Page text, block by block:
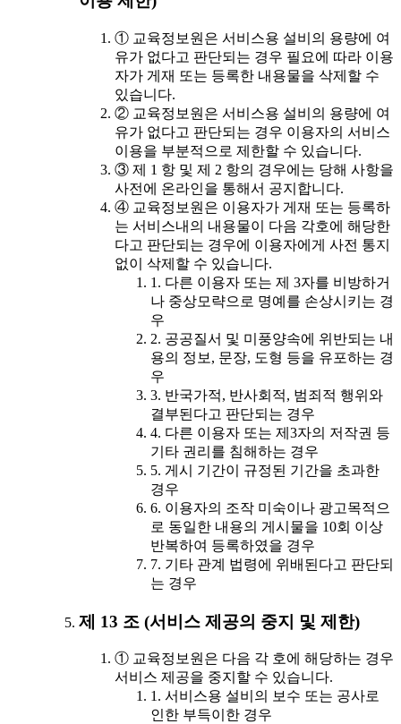
① 교육정보원은 서비스용 설비의 용량에 여
유가 없다고 판단되는 경우 필요에 따라 이용
자가 게재 또는 등록한 내용물을 삭제할 수
있습니다.
② 교육정보원은 서비스용 설비의 용량에 여
유가 없다고 판단되는 경우 이용자의 서비스
이용을 부분적으로 제한할 수 있습니다.
③ 제 1 항 및 제 2 항의 경우에는 당해 사항을
사전에 온라인을 통해서 공지합니다.
④ 교육정보원은 이용자가 게재 또는 등록하
는 서비스내의 내용물이 다음 각호에 해당한
다고 판단되는 경우에 이용자에게 사전 통지
없이 삭제할 수 있습니다.
1. 다른 이용자 또는 제 3자를 비방하거
나 중상모략으로 명예를 손상시키는 경
우
2. 공공질서 및 미풍양속에 위반되는 내
용의 정보, 문장, 도형 등을 유포하는 경
우
3. 반국가적, 반사회적, 범죄적 행위와
결부된다고 판단되는 경우
4. 다른 이용자 또는 제3자의 저작권 등
기타 권리를 침해하는 경우
5. 게시 기간이 규정된 기간을 초과한
경우
6. 이용자의 조작 미숙이나 광고목적으
로 동일한 내용의 게시물을 10회 이상
반복하여 등록하였을 경우
7. 기타 관계 법령에 위배된다고 판단되
는 경우
제 13 조 (서비스 제공의 중지 및 제한)
① 교육정보원은 다음 각 호에 해당하는 경우
서비스 제공을 중지할 수 있습니다.
1. 서비스용 설비의 보수 또는 공사로
인한 부득이한 경우